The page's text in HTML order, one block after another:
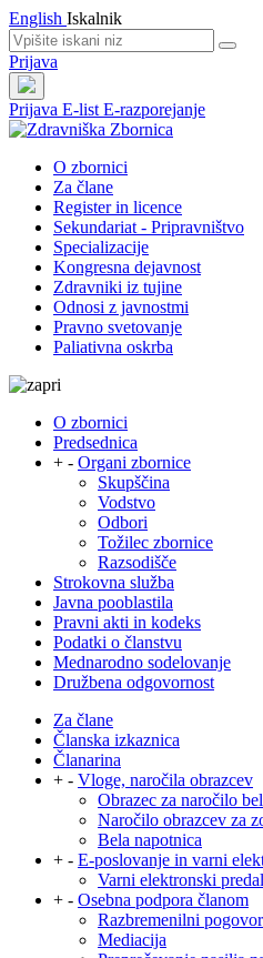
English Iskalnik
Prijava
Prijava E-list E-razporejanje
O zbornici
Za člane
Register in licence
Sekundariat - Pripravništvo
Specializacije
Kongresna dejavnost
Zdravniki iz tujine
Odnosi z javnostmi
Pravno svetovanje
Paliativna oskrba
O zbornici
Predsednica
+ - Organi zbornice
Skupščina
Vodstvo
Odbori
Tožilec zbornice
Razsodišče
Strokovna služba
Javna pooblastila
Pravni akti in kodeks
Podatki o članstvu
Mednarodno sodelovanje
Družbena odgovornost
Za člane
Članska izkaznica
Članarina
+ - Vloge, naročila obrazcev
Obrazec za naročilo
Naročilo obrazcev za
Bela napotnica
+ - E-poslovanje in varni
Varni elektronski
+ - Osebna podpora članom
Razbremenilni pogovor
Mediacija